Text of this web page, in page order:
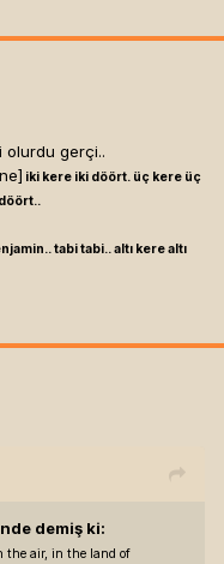
olurdu gerçi..
iki kere iki döört. üç kere üç
tabi tabi.. altı kere altı
demiş ki:
the air, in the land of